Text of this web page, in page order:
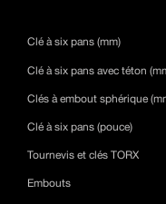
Clé à six pans (mm)
Clé à six pans avec téton
Clés à embout sphérique
Clé à six pans (pouce)
Tournevis et clés TORX
Embouts